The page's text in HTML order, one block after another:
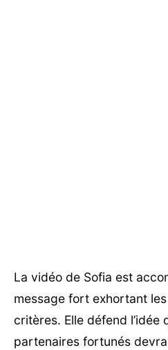
La vidéo de Sofia est
message fort exhortant
critères. Elle défend l’idée
partenaires fortunés